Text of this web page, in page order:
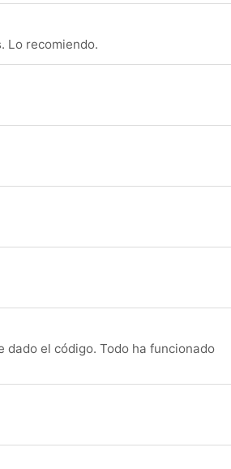
Lo recomiendo.
dado el código. Todo ha funcionado